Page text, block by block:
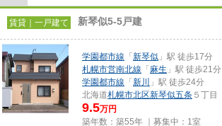
賃貸｜一戸建て 新琴似5-5戸建
学園都市線 「 新琴似 」駅 徒歩17分
札幌市営南北線 「 麻生 」駅 徒歩21分
学園都市線 「 新川
」駅 徒歩24分
北海道札幌市北区新琴似五条 ５丁目
9.5万円
築年数：築55年 ｜募集中： 1室